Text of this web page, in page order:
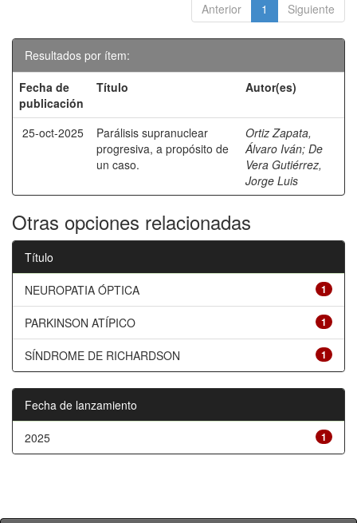
Anterior 1 Siguiente
Resultados por ítem:
Fecha de
publicación
Título Autor(es)
25-oct-2025
Parálisis supranuclear
progresiva, a propósito de
un caso.
Ortiz Zapata,
Álvaro Iván; De
Vera Gutiérrez,
Jorge Luis
Otras opciones relacionadas
Título
1
NEUROPATIA ÓPTICA
1
PARKINSON ATÍPICO
1
SÍNDROME DE RICHARDSON
Fecha de lanzamiento
1
2025